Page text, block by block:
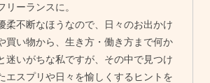
リーランスに。
柔不断なほうなので、日々のお出かけ
買い物から、生き方・働き方まで何か
迷いがちな私ですが、その中で見つけ
エスプリや日々を愉しくするヒントを